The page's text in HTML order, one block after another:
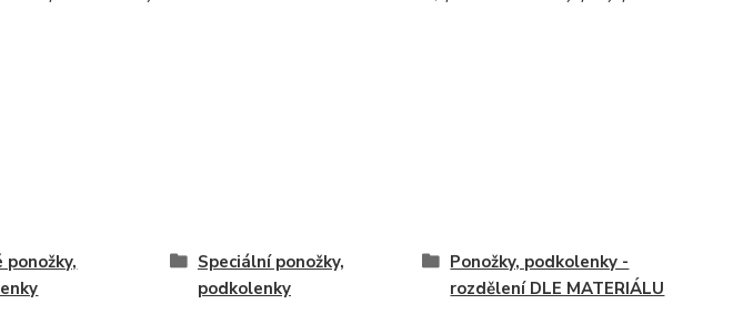
ponožky,
Speciální ponožky,
podkolenky
Ponožky, podkolenky -
rozdělení DLE MATERIÁLU